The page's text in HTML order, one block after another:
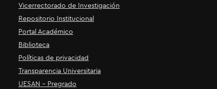
Vicerrectorado de Investigación
Repositorio Institucional
Portal Académico
Biblioteca
Políticas de privacidad
Transparencia Universitaria
UESAN - Pregrado